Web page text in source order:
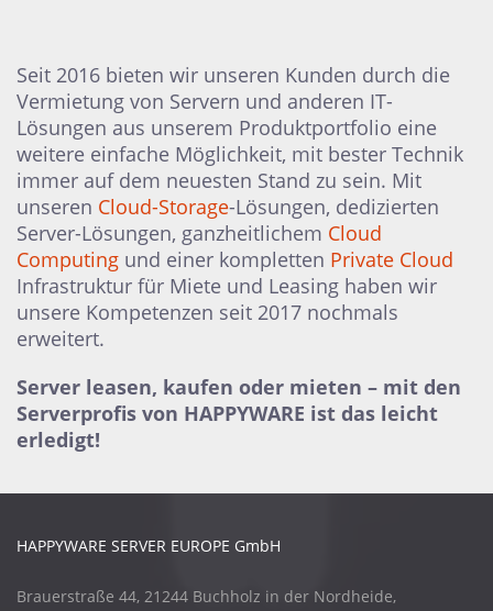
Seit 2016 bieten wir unseren Kunden durch die
Vermietung von Servern und anderen IT-
Lösungen aus unserem Produktportfolio eine
weitere einfache Möglichkeit, mit bester Technik
immer auf dem neuesten Stand zu sein. Mit
unseren Cloud-Storage-Lösungen, dedizierten
Server-Lösungen, ganzheitlichem Cloud
Computing und einer kompletten Private Cloud
Infrastruktur für Miete und Leasing haben wir
unsere Kompetenzen seit 2017 nochmals
erweitert.
Server leasen, kaufen oder mieten – mit den
Serverprofis von HAPPYWARE ist das leicht
erledigt!
HAPPYWARE SERVER EUROPE GmbH
Brauerstraße 44, 21244 Buchholz in der Nordheide,